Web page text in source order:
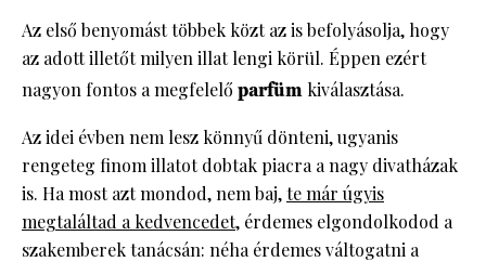
Az első benyomást többek közt az is befolyásolja, hogy
az adott illetőt milyen illat lengi körül. Éppen ezért
nagyon fontos a megfelelő parfüm kiválasztása.
Az idei évben nem lesz könnyű dönteni, ugyanis
rengeteg finom illatot dobtak piacra a nagy divatházak
is. Ha most azt mondod, nem baj,te már úgyis
megtaláltad a kedvencedet, érdemes elgondolkodod a
szakemberek tanácsán: néha érdemes váltogatni a